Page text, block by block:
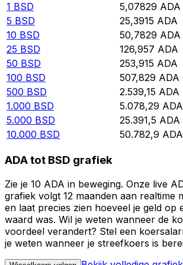
1 BSD 5,07829 ADA
5 BSD 25,3915 ADA
10 BSD 50,7829 ADA
25 BSD 126,957 ADA
50 BSD 253,915 ADA
100 BSD 507,829 ADA
500 BSD 2.539,15 ADA
1.000 BSD 5.078,29 ADA
5.000 BSD 25.391,5 ADA
10.000 BSD 50.782,9 ADA
ADA tot BSD grafiek
Zie je 10 ADA in beweging. Onze live
grafiek volgt 12 maanden aan realtime
en laat precies zien hoeveel je geld op
waard was. Wil je weten wanneer de
voordeel verandert? Stel een
je weten wanneer je streefkoers is